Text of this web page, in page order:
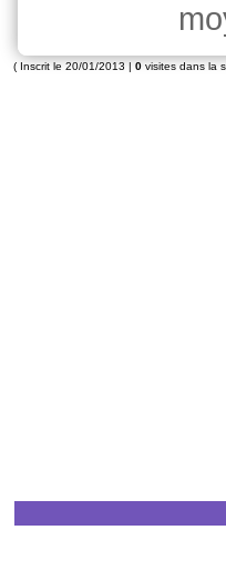
( Inscrit le 20/01/2013 | 0 visites dans la